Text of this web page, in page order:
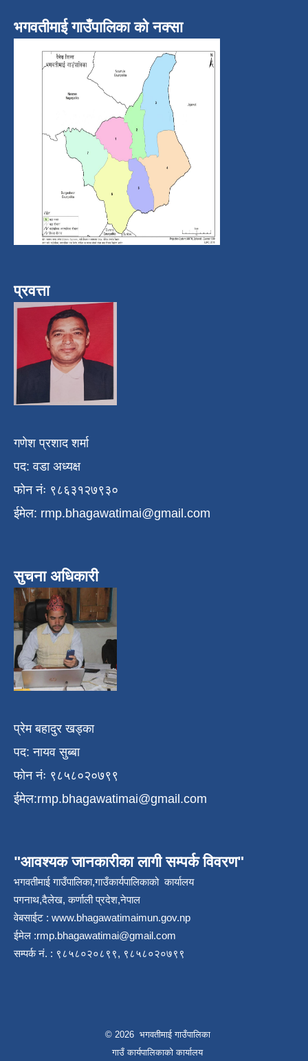
भगवतीमाई गाउँपालिका को नक्सा
प्रवत्ता
गणेश प्रशाद शर्मा
पद: वडा अध्यक्ष
फोन नंः ९८६३१२७९३०
ईमेल: rmp.bhagawatimai@gmail.com
सुचना अधिकारी
प्रेम बहादुर खड्का
पद: नायव सुब्बा
फोन नंः ९८५८०२०७९९
ईमेल:rmp.bhagawatimai@gmail.com
"आवश्यक जानकारीका लागी सम्पर्क विवरण"
भगवतीमाई गाउँपालिका,गाउँकार्यपालिकाको कार्यालय
पगनाथ,दैलेख, कर्णाली प्रदेश,नेपाल
वेबसाईट : www.bhagawatimaimun.gov.np
ईमेल :rmp.bhagawatimai@gmail.com
सम्पर्क नं. : ९८५८०२०८९९, ९८५८०२०७९९
© 2026 भगवतीमाई गाउँपालिका
गाउँ कार्यपालिकाको कार्यालय